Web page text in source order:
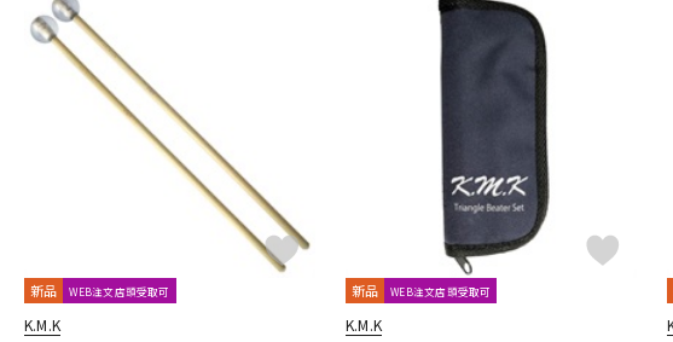
DJ機器
ヴィンテージ
新品 WEB注文店頭受取可
K.M.K
新品 WEB注文店頭受取可
K.M.K